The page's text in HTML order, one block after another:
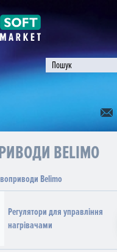
BELIMO
Belimo
Регулятори для управління
нагрівачами